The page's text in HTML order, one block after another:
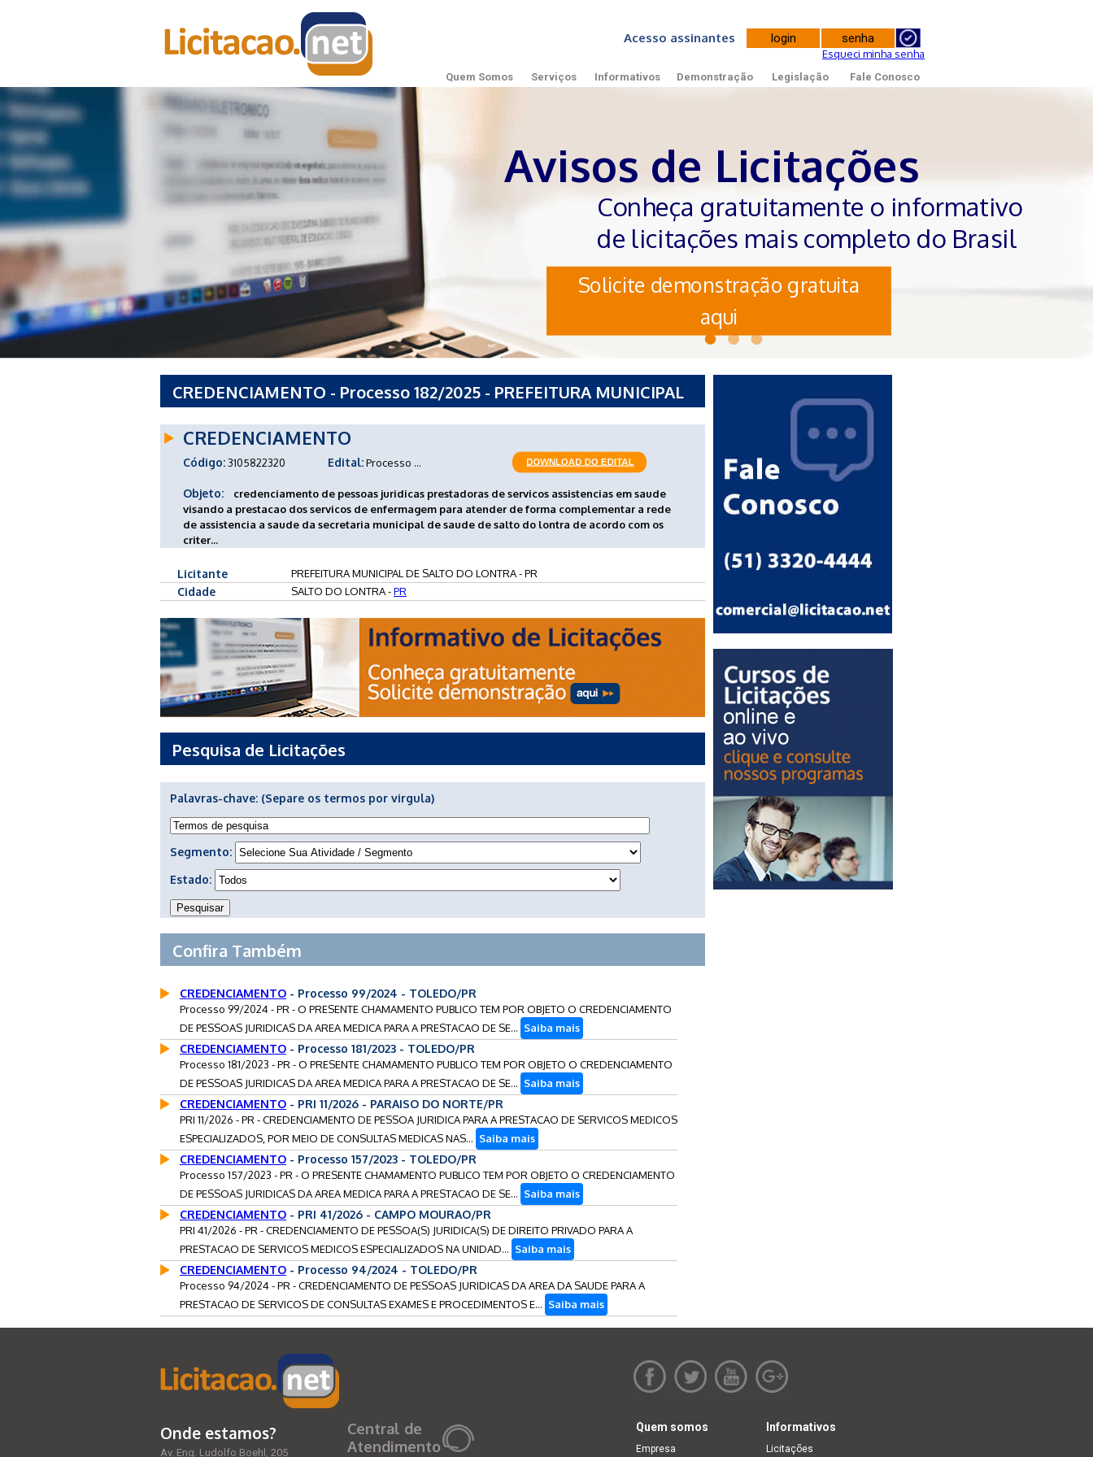
Acesso assinantes
Esqueci minha senha
Quem Somos Serviços Informativos Demonstração Legislação Fale Conosco
Avisos de Licitações
Conheça gratuitamente o informativo
de licitações mais completo do Brasil
Solicite demonstração gratuita
aqui
CREDENCIAMENTO - Processo 182/2025 - PREFEITURA MUNICIPAL
CREDENCIAMENTO
Código:3105822320 Edital:Processo ...
Objeto:
credenciamento de pessoas juridicas prestadoras de servicos assistencias em saude
visando a prestacao dos servicos de enfermagem para atender de forma complementar a rede
de assistencia a saude da secretaria municipal de saude de salto do lontra de acordo com os
criter...
Licitante PREFEITURA MUNICIPAL DE SALTO DO LONTRA - PR
Cidade SALTO DO LONTRA -PR
Pesquisa de Licitações
Palavras-chave: (Separe os termos por virgula)
Segmento:
Estado:
Confira Também
CREDENCIAMENTO - Processo 99/2024 - TOLEDO/PR
Processo 99/2024 - PR - O PRESENTE CHAMAMENTO PUBLICO TEM POR OBJETO O CREDENCIAMENTO
DE PESSOAS JURIDICAS DA AREA MEDICA PARA A PRESTACAO DE SE... Saiba mais
CREDENCIAMENTO - Processo 181/2023 - TOLEDO/PR
Processo 181/2023 - PR - O PRESENTE CHAMAMENTO PUBLICO TEM POR OBJETO O CREDENCIAMENTO
DE PESSOAS JURIDICAS DA AREA MEDICA PARA A PRESTACAO DE SE... Saiba mais
CREDENCIAMENTO - PRI 11/2026 - PARAISO DO NORTE/PR
PRI 11/2026 - PR - CREDENCIAMENTO DE PESSOA JURIDICA PARA A PRESTACAO DE SERVICOS MEDICOS
ESPECIALIZADOS, POR MEIO DE CONSULTAS MEDICAS NAS... Saiba mais
CREDENCIAMENTO - Processo 157/2023 - TOLEDO/PR
Processo 157/2023 - PR - O PRESENTE CHAMAMENTO PUBLICO TEM POR OBJETO O CREDENCIAMENTO
DE PESSOAS JURIDICAS DA AREA MEDICA PARA A PRESTACAO DE SE... Saiba mais
CREDENCIAMENTO - PRI 41/2026 - CAMPO MOURAO/PR
PRI 41/2026 - PR - CREDENCIAMENTO DE PESSOA(S) JURIDICA(S) DE DIREITO PRIVADO PARA A
PRESTACAO DE SERVICOS MEDICOS ESPECIALIZADOS NA UNIDAD... Saiba mais
CREDENCIAMENTO - Processo 94/2024 - TOLEDO/PR
Processo 94/2024 - PR - CREDENCIAMENTO DE PESSOAS JURIDICAS DA AREA DA SAUDE PARA A
PRESTACAO DE SERVICOS DE CONSULTAS EXAMES E PROCEDIMENTOS E... Saiba mais
Onde estamos?
Av. Eng. Ludolfo Boehl, 205
Central de
Atendimento
Quem somos
Empresa
Informativos
Licitações